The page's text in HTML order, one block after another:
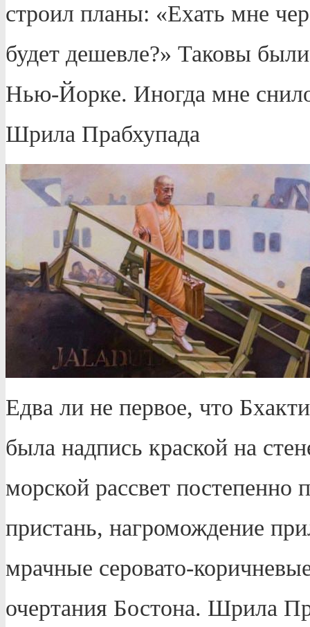
строил планы: «Ехать мне
будет дешевле?» Таковы
Нью-Йорке. Иногда мне
Шрила Прабхупада
Едва ли не первое, что
была надпись краской на
морской рассвет постепенно
пристань, нагромождение
мрачные серовато-
очертания Бостона. Шрила